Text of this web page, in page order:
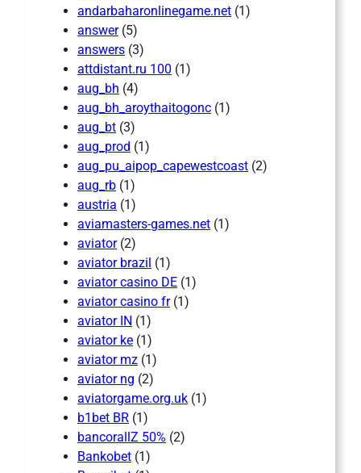
andarbaharonlinegame.net (1)
answer(5)
answers (3)
attdistant.ru 100 (1)
aug_bh (4)
aug_bh_aroythaitogonc (1)
aug_bt (3)
aug_prod (1)
aug_pu_aipop_capewestcoast (2)
aug_rb (1)
austria (1)
aviamasters-games.net (1)
aviator(2)
aviator brazil (1)
aviator casino DE (1)
aviator casino fr(1)
aviator IN (1)
aviator ke (1)
aviator mz (1)
aviator ng (2)
aviatorgame.org.uk (1)
b1bet BR (1)
bancorallZ 50% (2)
Bankobet (1)